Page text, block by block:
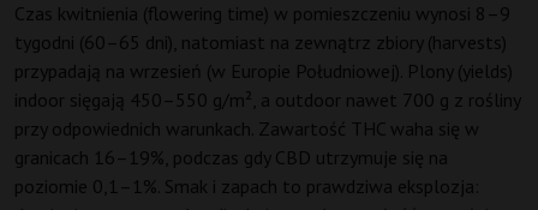
Czas kwitnienia (flowering time) w pomieszczeniu wynosi 8–9
tygodni (60–65 dni), natomiast na zewnątrz zbiory (harvests)
przypadają na wrzesień (w Europie Południowej). Plony (yields)
indoor sięgają 450–550 g/m², a outdoor nawet 700 g z rośliny
przy odpowiednich warunkach. Zawartość THC waha się w
granicach 16–19%, podczas gdy CBD utrzymuje się na
poziomie 0,1–1%. Smak i zapach to prawdziwa eksplozja: